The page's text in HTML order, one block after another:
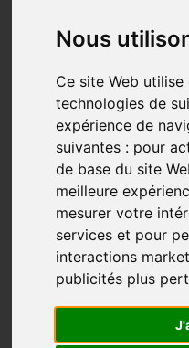
Nous
Ce site Web
technologies de
expérience de
suivantes : pour
de base du site
meilleure
mesurer votre
services et pour
interactions
publicités plus
du Camino
Nov 22, 2021
« L’expérience en
Depuis 2007, Paul
communautaire/
Trifluvien réalise son 11e
tout particulier pour le
transformer et qu’il
Plus...